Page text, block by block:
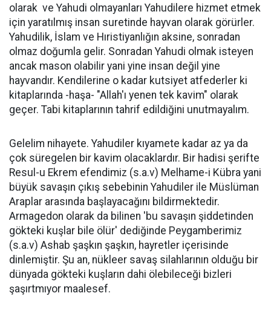
olarak ve Yahudi olmayanları Yahudilere hizmet etmek
için yaratılmış insan suretinde hayvan olarak görürler.
Yahudilik, İslam ve Hıristiyanlığın aksine, sonradan
olmaz doğumla gelir. Sonradan Yahudi olmak isteyen
ancak mason olabilir yani yine insan değil yine
hayvandır. Kendilerine o kadar kutsiyet atfederler ki
kitaplarında -haşa- "Allah'ı yenen tek kavim" olarak
geçer. Tabi kitaplarının tahrif edildiğini unutmayalım.
Gelelim nihayete. Yahudiler kıyamete kadar az ya da
çok süregelen bir kavim olacaklardır. Bir hadisi şerifte
Resul-u Ekrem efendimiz (s.a.v) Melhame-i Kübra yani
büyük savaşın çıkış sebebinin Yahudiler ile Müslüman
Araplar arasında başlayacağını bildirmektedir.
Armagedon olarak da bilinen 'bu savaşın şiddetinden
gökteki kuşlar bile ölür' dediğinde Peygamberimiz
(s.a.v) Ashab şaşkın şaşkın, hayretler içerisinde
dinlemiştir. Şu an, nükleer savaş silahlarının olduğu bir
dünyada gökteki kuşların dahi ölebileceği bizleri
şaşırtmıyor maalesef.